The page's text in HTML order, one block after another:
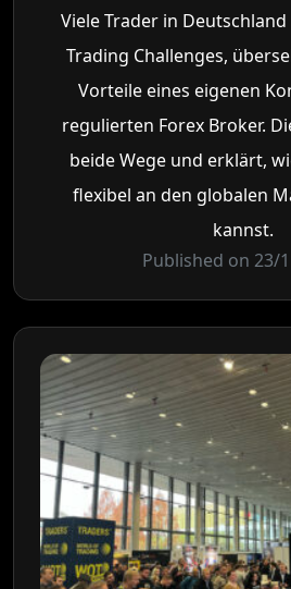
Viele Trader in
Trading Challenges,
Vorteile eines eigenen
regulierten Forex Broker.
beide Wege und erklärt,
flexibel an den globalen
kannst.
Published on 23/